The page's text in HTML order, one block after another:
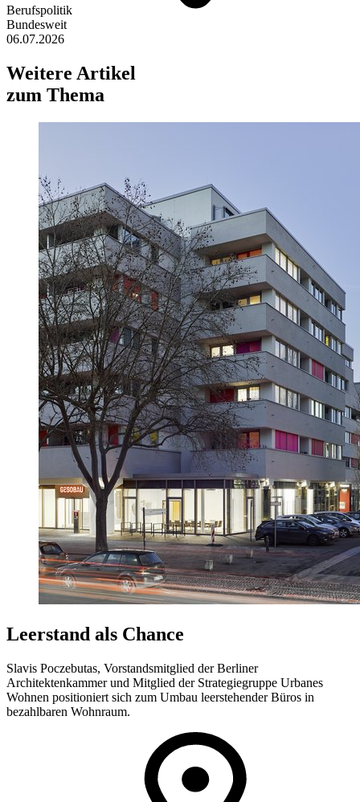
Berufspolitik
Bundesweit
06.07.2026
Weitere Artikel
zum Thema
Leerstand als Chance
Slavis Poczebutas, Vorstandsmitglied der Berliner
Architektenkammer und Mitglied der Strategiegruppe Urbanes
Wohnen positioniert sich zum Umbau leerstehender Büros in
bezahlbaren Wohnraum.